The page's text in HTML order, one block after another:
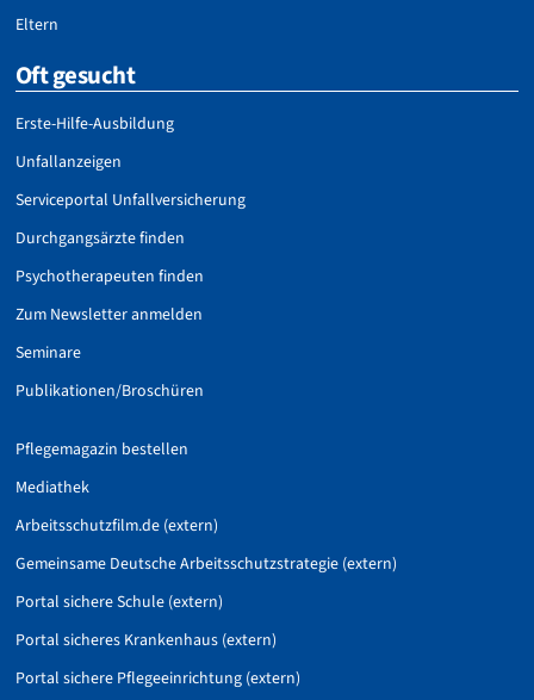
Eltern
Oft gesucht
Erste-Hilfe-Ausbildung
Unfallanzeigen
Serviceportal Unfallversicherung
Durchgangsärzte finden
Psychotherapeuten finden
Zum Newsletter anmelden
Seminare
Publikationen/Broschüren
Pflegemagazin bestellen
Mediathek
Arbeitsschutzfilm.de (extern)
Gemeinsame Deutsche Arbeitsschutzstrategie (extern)
Portal sichere Schule (extern)
Portal sicheres Krankenhaus (extern)
Portal sichere Pflegeeinrichtung (extern)